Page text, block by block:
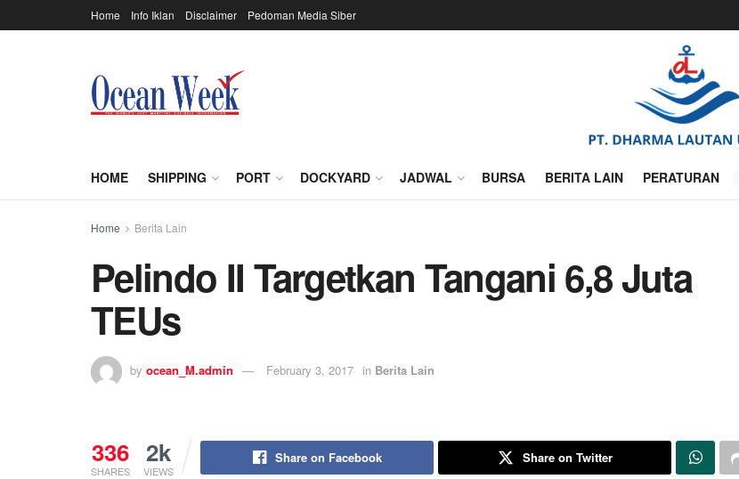
Home Info Iklan Disclaimer Pedoman Media Siber
HOME SHIPPING PORT DOCKYARD JADWAL BURSA BERITA LAIN PERATURAN
Home Berita Lain
Pelindo II Targetkan Tangani 6,8 Juta
TEUs
by ocean_M.admin February 3, 2017 in Berita Lain
336
SHARES
2k
VIEWS
Share on Facebook Share on Twitter